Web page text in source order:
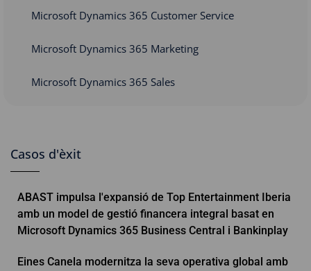
Microsoft Dynamics 365 Customer Service
Microsoft Dynamics 365 Marketing
Microsoft Dynamics 365 Sales
Casos d'èxit
ABAST impulsa l'expansió de Top Entertainment Iberia
amb un model de gestió financera integral basat en
Microsoft Dynamics 365 Business Central i Bankinplay
Eines Canela modernitza la seva operativa global amb